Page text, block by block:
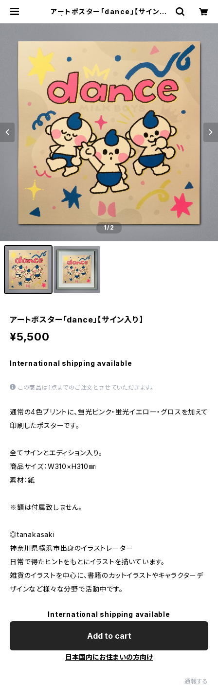
アートポスター「dance」【サイン入
1/2
アートポスター「dance」【サイン入り】
¥5,500
International shipping available
この商品は1点までのご注文とさせていただきます。
通常の4色プリントに、蛍光ピンク・蛍光イエロー・グロスを加えて
印刷したポスターです。
全てサインとエディション入り。
商品サイズ：W310×H310㎜
素材：紙
※額は付属致しません。
◎tanakasaki
神奈川県横浜市出身のイラストレーター
日常で得たヒントをもとにイラストを描いています。
雑貨のイラストを中心に、書籍のカットイラストやキャラクターデ
ザインなど様々な分野で活動中です。
International shipping available
Add to cart
日本国内にお住まいの方向け
通報する